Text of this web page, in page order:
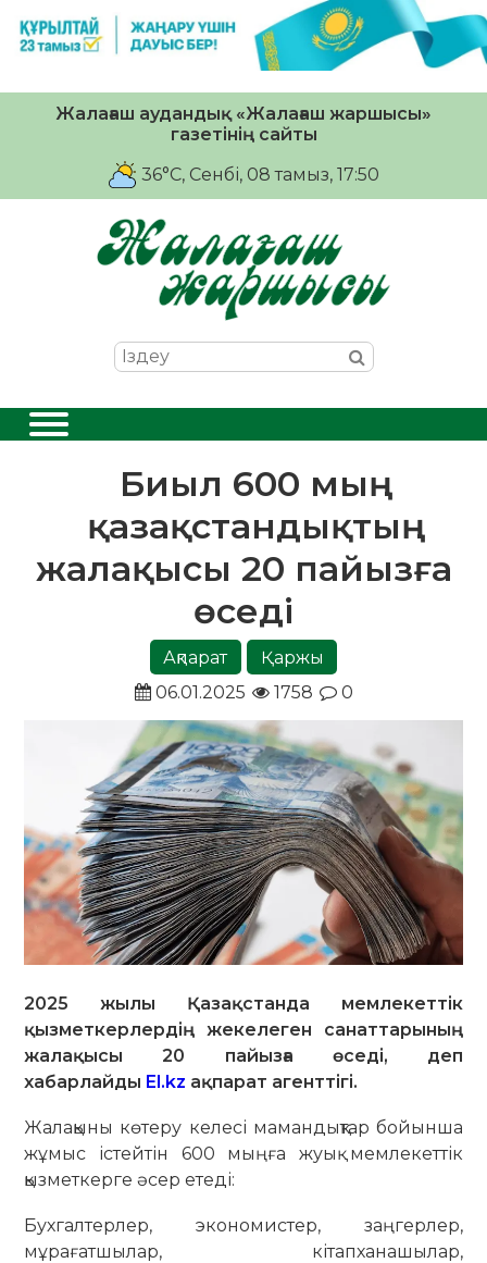
Жалағаш аудандық «Жалағаш жаршысы»
газетінің сайты
36°C, Сенбі, 08 тамыз, 17:50
Биыл 600 мың
қазақстандықтың
жалақысы 20 пайызға
өседі
Ақпарат
Қаржы
06.01.2025
1758 0
2025 жылы Қазақстанда мемлекеттік
қызметкерлердің жекелеген санаттарының
жалақысы 20 пайызға өседі, деп
хабарлайды El.kz ақпарат агенттігі.
Жалақыны көтеру келесі мамандықтар бойынша
жұмыс істейтін 600 мыңға жуық мемлекеттік
қызметкерге әсер етеді:
Бухгалтерлер, экономистер, заңгерлер,
мұрағатшылар, кітапханашылар,